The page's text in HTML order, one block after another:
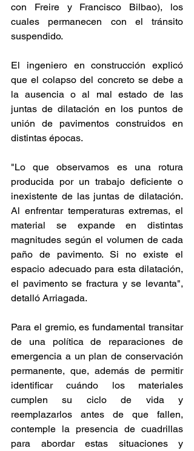
con Freire y Francisco Bilbao), los
cuales permanecen con el tránsito
suspendido.
El ingeniero en construcción explicó
que el colapso del concreto se debe a
la ausencia o al mal estado de las
juntas de dilatación en los puntos de
unión de pavimentos construidos en
distintas épocas.
"Lo que observamos es una rotura
producida por un trabajo deficiente o
inexistente de las juntas de dilatación.
Al enfrentar temperaturas extremas, el
material se expande en distintas
magnitudes según el volumen de cada
paño de pavimento. Si no existe el
espacio adecuado para esta dilatación,
el pavimento se fractura y se levanta",
detalló Arriagada.
Para el gremio, es fundamental transitar
de una política de reparaciones de
emergencia a un plan de conservación
permanente, que, además de permitir
identificar cuándo los materiales
cumplen su ciclo de vida y
reemplazarlos antes de que fallen,
contemple la presencia de cuadrillas
para abordar estas situaciones y